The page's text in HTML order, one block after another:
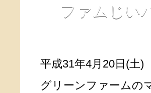
ファムじい
平成31年4月20日(土)
グリーンファームの